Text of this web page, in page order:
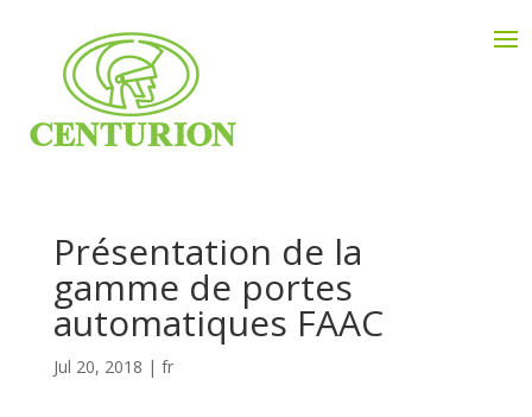
Présentation de la
gamme de portes
automatiques FAAC
Jul 20, 2018 fr